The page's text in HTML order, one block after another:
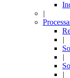
|
|
|
|